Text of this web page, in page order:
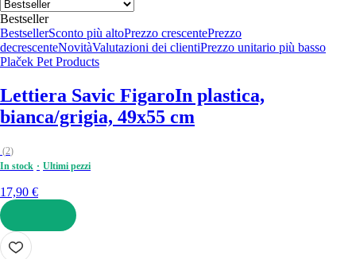
Bestseller
BestsellerSconto più altoPrezzo crescentePrezzo
decrescenteNovitàValutazioni dei clientiPrezzo unitario più basso
Plaček Pet Products
Lettiera Savic FigaroIn plastica,
bianca/grigia, 49x55 cm
(2)
In stock
Ultimi pezzi
17,90 €
AGGIUNGI